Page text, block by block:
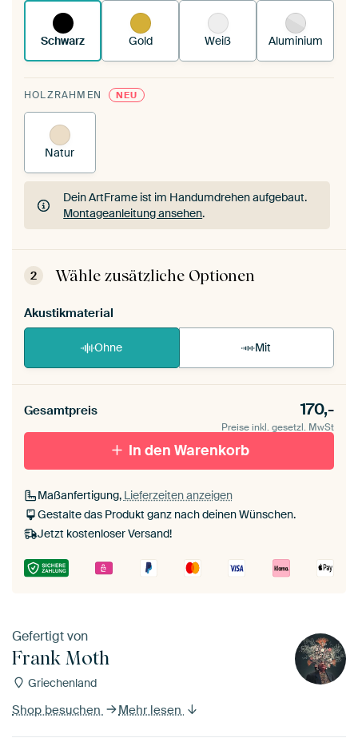
Schwarz Gold Weiß Aluminium
HOLZRAHMEN NEU
Natur
Dein ArtFrame ist im Handumdrehen aufgebaut.
Montageanleitung ansehen.
Dein ArtFrame ist im Handumdrehen aufgebaut.
Montageanleitung ansehen
2 Wähle zusätzliche Optionen
Akustikmaterial
Ohne Mit
Gesamtpreis 170,-
Preise inkl. gesetzl. MwSt
In den Warenkorb
Maßanfertigung, Lieferzeiten anzeigen
Gestalte das Produkt ganz nach deinen Wünschen.
Jetzt kostenloser Versand!
Gefertigt von
Frank Moth
Griechenland
Shop besuchen Mehr lesen